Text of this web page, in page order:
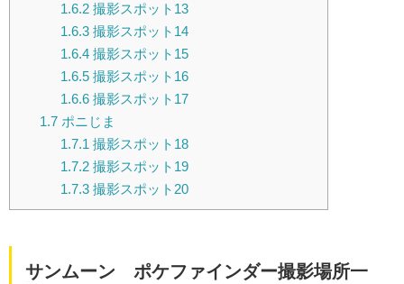
1.6.2撮影スポット13
1.6.3撮影スポット14
1.6.4撮影スポット15
1.6.5撮影スポット16
1.6.6撮影スポット17
1.7ポニじま
1.7.1 撮影スポット18
1.7.2撮影スポット19
1.7.3撮影スポット20
サンムーン ポケファインダー撮影場所一